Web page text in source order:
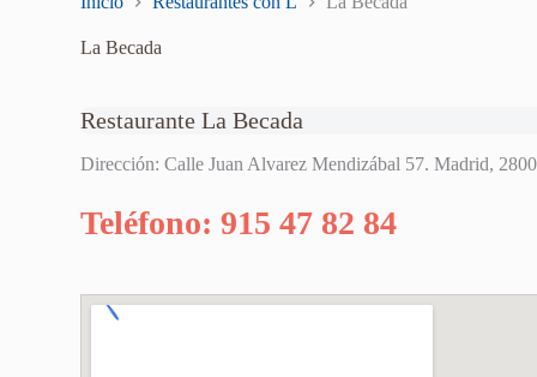
La Becada
Restaurante La Becada
Dirección: Calle Juan Alvarez Mendizábal 57. Madrid,
Teléfono: 915 47 82 84